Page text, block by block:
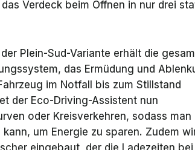
Verdeck beim Öffnen in nur drei
Plein-Sud-Variante erhält die
das Ermüdung und
im Notfall bis zum Stillstand
der Eco-Driving-Assistent nun
oder Kreisverkehren, sodass man
um Energie zu sparen. Zudem